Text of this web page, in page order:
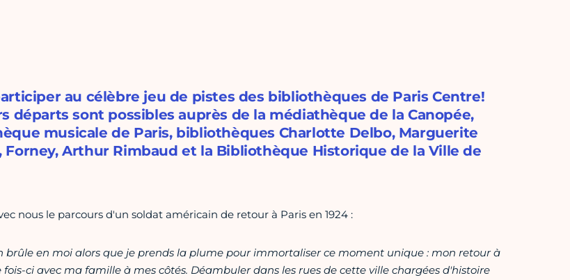
au célèbre jeu de pistes des bibliothèques de Paris Centre!
départs sont possibles auprès de la médiathèque de la Canopée,
musicale de Paris, bibliothèques Charlotte Delbo, Marguerite
Forney, Arthur Rimbaud et la Bibliothèque Historique de la Ville de
nous le parcours d'un soldat américain de retour à Paris en 1924 :
brûle en moi alors que je prends la plume pour immortaliser ce moment unique : mon retour à
fois-ci avec ma famille à mes côtés. Déambuler dans les rues de cette ville chargées d'histoire